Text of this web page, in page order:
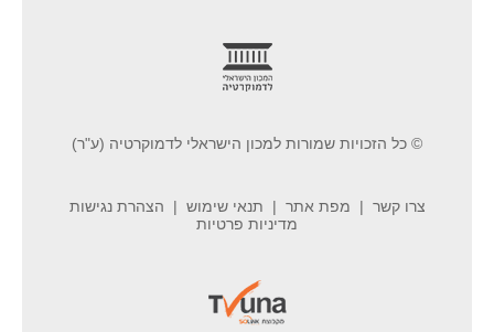
© כל הזכויות שמורות למכון הישראלי לדמוקרטיה (ע"ר)
צרו קשר מפת אתר תנאי שימוש
הצהרת נגישות
מדיניות פרטיות